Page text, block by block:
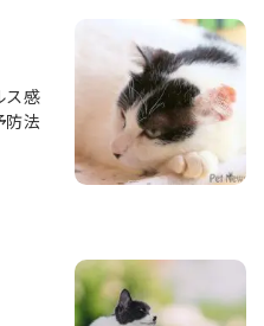
ス感
防法